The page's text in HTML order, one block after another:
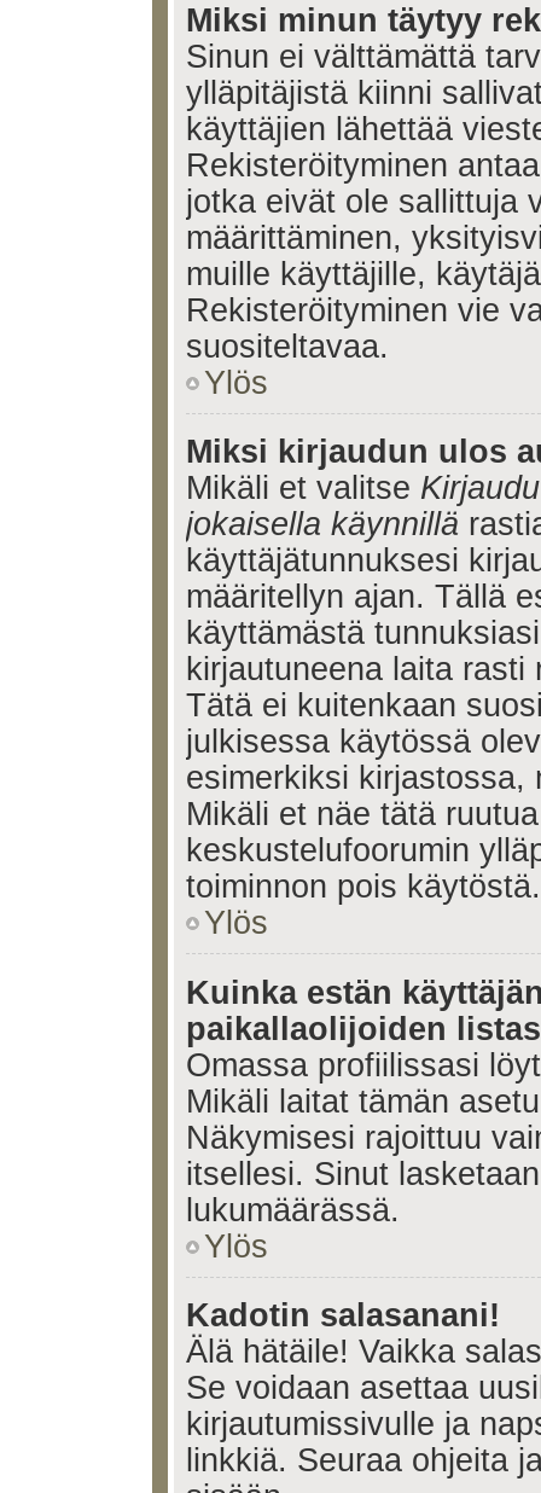
Miksi minun täytyy
Sinun ei välttämättä
ylläpitäjistä kiinni
käyttäjien lähettää
Rekisteröityminen
jotka eivät ole sallittuja
määrittäminen,
muille käyttäjille,
Rekisteröityminen vie
suositeltavaa.
Ylös
Miksi kirjaudun ulos
Mikäli et valitse
jokaisella käynnillä
käyttäjätunnuksesi
määritellyn ajan. Tällä
käyttämästä
kirjautuneena laita
Tätä ei kuitenkaan
julkisessa käytössä
esimerkiksi
Mikäli et näe tätä
keskustelufoorumin
toiminnon pois käytöstä.
Ylös
Kuinka estän
paikallaolijoiden
Omassa profiilissasi
Mikäli laitat tämän
Näkymisesi rajoittuu
itsellesi. Sinut
lukumäärässä.
Ylös
Kadotin salasanani!
Älä hätäile! Vaikka
Se voidaan asettaa
kirjautumissivulle ja
linkkiä. Seuraa ohjeita